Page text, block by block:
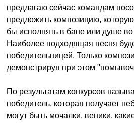
предлагаю сейчас командам
предложить композицию,
бы исполнять в бане или душе
Наиболее подходящая песня
победительницей. Только
демонстрируя при этом
По результатам конкурсов
победитель, которая получает
могут быть мочалки, веники,